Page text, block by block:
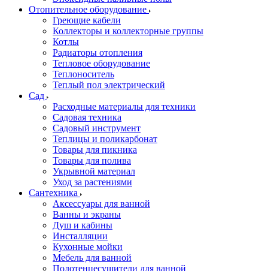
Отопительное оборудование
Греющие кабели
Коллекторы и коллекторные группы
Котлы
Радиаторы отопления
Тепловое оборудование
Теплоноситель
Теплый пол электрический
Сад
Расходные материалы для техники
Садовая техника
Садовый инструмент
Теплицы и поликарбонат
Товары для пикника
Товары для полива
Укрывной материал
Уход за растениями
Сантехника
Аксессуары для ванной
Ванны и экраны
Душ и кабины
Инсталляции
Кухонные мойки
Мебель для ванной
Полотенцесушители для ванной